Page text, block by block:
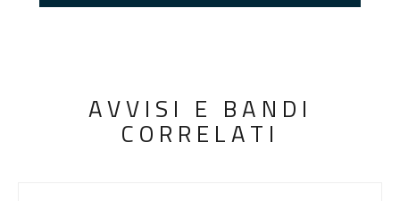
AVVISI E BANDI
CORRELATI